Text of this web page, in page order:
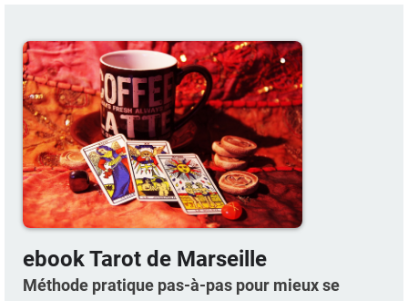
ebook Tarot de Marseille
Méthode pratique pas-à-pas pour mieux se